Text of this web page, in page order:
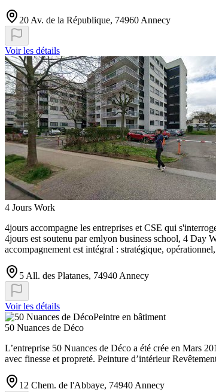
20 Av. de la République, 74960 Annecy
Voir les détails
4 Jours Work
4jours accompagne les entreprises et CSE qui
4jours est soutenu par emlyon business school, 4 Day
accompagnement est intégral : stratégique,
5 All. des Platanes, 74940 Annecy
Voir les détails
Peintre en bâtiment
50 Nuances de Déco
L’entreprise 50 Nuances de Déco a été crée en Mars
avec finesse et propreté. Peinture d’intérieur
12 Chem. de l'Abbaye, 74940 Annecy